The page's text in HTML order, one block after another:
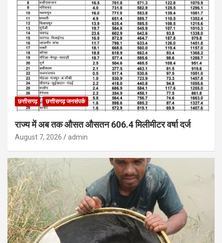
छत्तीसगढ़ छत्तीसगढ़ जनसंपर्क
राज्य में अब तक औसत औसतन 606.4 मिलीमीटर वर्षा दर्ज
August 7, 2026 admin